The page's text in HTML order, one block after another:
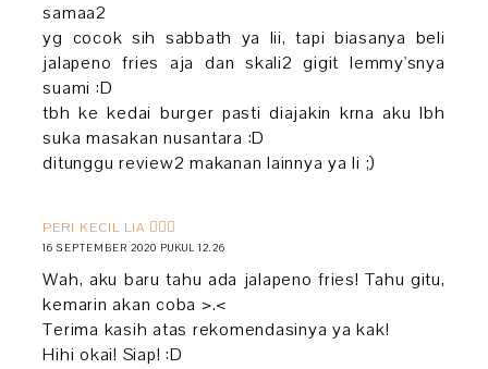
samaa2
yg cocok sih sabbath ya lii, tapi biasanya beli
jalapeno fries aja dan skali2 gigit lemmy'snya
suami :D
tbh ke kedai burger pasti diajakin krna aku lbh
suka masakan nusantara :D
ditunggu review2 makanan lainnya ya li ;)
PERI KECIL LIA 🧚🏻‍♀️
16 SEPTEMBER 2020 PUKUL 12.26
Wah, aku baru tahu ada jalapeno fries! Tahu gitu,
kemarin akan coba >.<
Terima kasih atas rekomendasinya ya kak!
Hihi okai! Siap! :D